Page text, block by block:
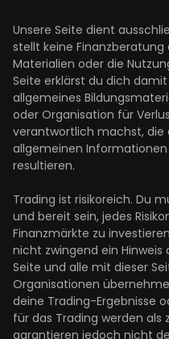
Unsere Seite dient
stellt keine
Materialien oder die
Seite erklärst du dich
allgemeines
oder Organisation für
verantwortlich machst, die
allgemeinen
resultieren.
Trading ist risikoreich. Du
und bereit sein, jedes
Finanzmärkte zu
nicht zwingend ein Hinweis
Seite und alle mit dieser
Organisationen
deine Trading-Ergebnisse
für das Trading werden als
garantieren jedoch nicht